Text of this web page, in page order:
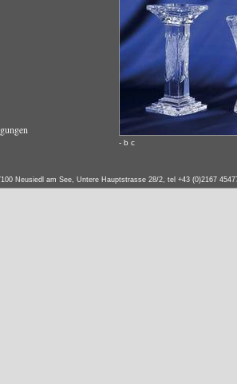
- b c
Neusiedl am See, Untere Hauptstrasse 28/2, tel +43 (0)2167